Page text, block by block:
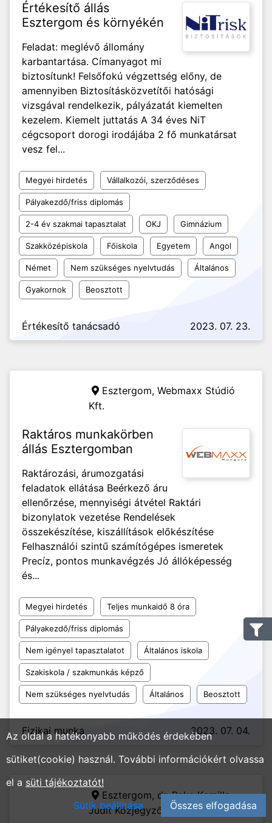
Értékesítő állás
Esztergom és környékén
Feladat: meglévő állomány
karbantartása. Címanyagot mi
biztosítunk! Felsőfokú végzettség előny, de
amennyiben Biztosításközvetítői hatósági
vizsgával rendelkezik, pályázatát kiemelten
kezelem. Kiemelt juttatás A 34 éves NiT
cégcsoport dorogi irodájába 2 fő munkatársat
vesz fel...
Megyei hirdetés Vállalkozói, szerződéses
Pályakezdő/friss diplomás
2-4 év szakmai tapasztalat OKJ Gimnázium
Szakközépiskola Főiskola Egyetem Angol
Német Nem szükséges nyelvtudás Általános
Gyakornok Beosztott
Értékesítő tanácsadó 2023. 07. 23.
Esztergom, Webmaxx Stúdió
Kft.
Raktáros munkakörben
állás Esztergomban
Raktározási, árumozgatási
feladatok ellátása Beérkező áru
ellenőrzése, mennyiségi átvétel Raktári
bizonylatok vezetése Rendelések
összekészítése, kiszállítások előkészítése
Felhasználói szintű számítógépes ismeretek
Precíz, pontos munkavégzés Jó állóképesség
és...
Megyei hirdetés Teljes munkaidő 8 óra
Pályakezdő/friss diplomás
Nem igényel tapasztalatot Általános iskola
Szakiskola / szakmunkás képző
Nem szükséges nyelvtudás Általános Beosztott
Fizikai munka 2023. 07. 04.
Esztergom, dr. Beke Kamilla
Judit Közjegyzői Irodája
Az oldal a hatékonyabb működés érdekében
sütiket(cookie) használ. További információkért olvassa
el a süti tájékoztatót!
Sütik beállítása
Összes elfogadása